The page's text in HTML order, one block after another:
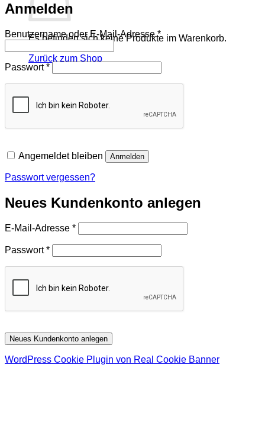
Es befinden sich keine Produkte im Warenkorb.
Zurück zum Shop
Anmelden
Benutzername oder E-Mail-Adresse*Erforderlich
Passwort*Erforderlich
Angemeldet bleiben Anmelden
Passwort vergessen?
Neues Kundenkonto anlegen
E-Mail-Adresse *Erforderlich
Passwort*Erforderlich
Neues Kundenkonto anlegen
WordPress Cookie Plugin von Real Cookie Banner